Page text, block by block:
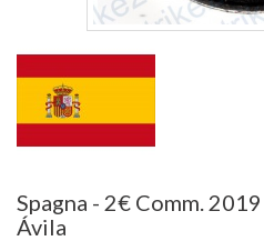
Spagna - 2€ Comm.
Ávila